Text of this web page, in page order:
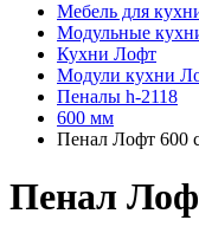
Мебель для
Модульные
Кухни Лофт
Модули кухни
Пеналы h-2118
600 мм
Пенал Лофт 600
Пенал